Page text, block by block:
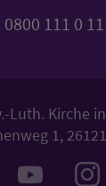
0800 111 0
Luth. Kirche
1,